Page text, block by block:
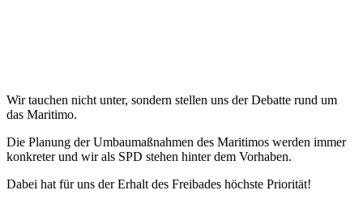
Wir tauchen nicht unter, sondern stellen uns der Debatte rund um
das Maritimo.
Die Planung der Umbaumaßnahmen des Maritimos werden immer
konkreter und wir als SPD stehen hinter dem Vorhaben.
Dabei hat für uns der Erhalt des Freibades höchste Priorität!